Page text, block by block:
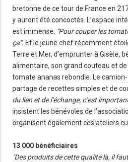
bretonne de ce tour de France en
y auront été concoctés. L’espace
est immense. "Pour couper les
ça". Et le jeune chef récemment
Terre et Mer, d’emprunter à Gisèle,
alimentaire, son grand couteau et
tomate ananas rebondie. Le
partage de recettes simples et de
du lien et de l’échange, c’est
insistent les bénévoles de
organisent également ces ateliers
13 000 bénéficiaires
"Des produits de cette qualité là, il